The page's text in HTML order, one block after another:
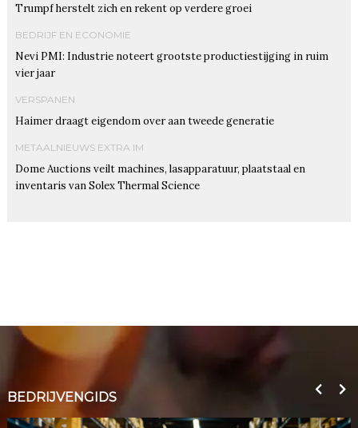
Trumpf herstelt zich en rekent op verdere groei
BEDRIJF EN ECONOMIE
Nevi PMI: Industrie noteert grootste productiestijging in ruim
vier jaar
VERSPANEN
Haimer draagt eigendom over aan tweede generatie
METAALNIEUWS EXTRA IM
Dome Auctions veilt machines, lasapparatuur, plaatstaal en
inventaris van Solex Thermal Science
BEDRIJVENGIDS